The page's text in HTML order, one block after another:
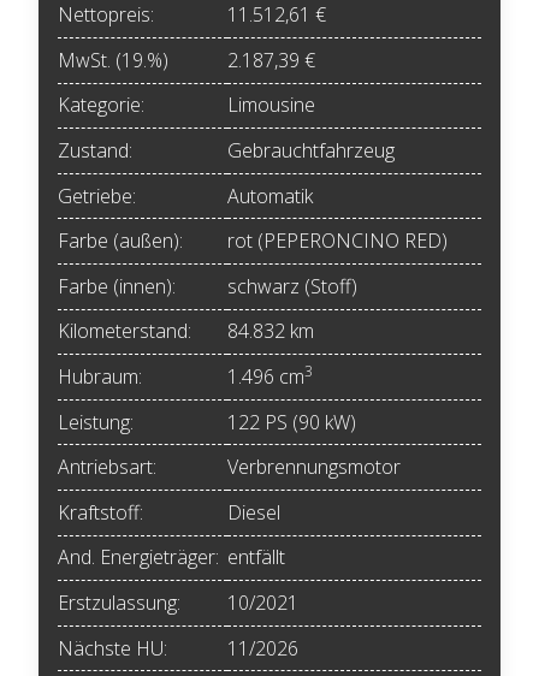
Nettopreis:
11.512,61 €
MwSt. (19.%)
2.187,39 €
Kategorie:
Limousine
Zustand:
Gebrauchtfahrzeug
Getriebe:
Automatik
Farbe (außen):
rot (PEPERONCINO RED)
Farbe (innen):
schwarz (Stoff)
Kilometerstand:
84.832 km
Hubraum:
1.496 cm3
Leistung:
122 PS (90 kW)
Antriebsart:
Verbrennungsmotor
Kraftstoff:
Diesel
And. Energieträger: entfällt
Erstzulassung:
10/2021
Nächste HU:
11/2026